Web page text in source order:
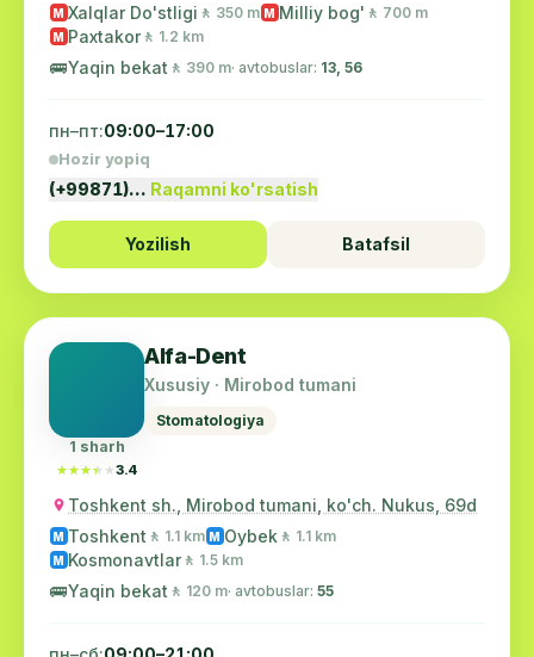
M Xalqlar Do'stligi 🚶 350 m M Milliy bog' 🚶 700 m
M Paxtakor 🚶 1.2 km
🚌Yaqin bekat 🚶 390 m· avtobuslar: 13, 56
пн–пт:09:00–17:00
Hozir yopiq
(+99871)… Raqamni ko'rsatish
Yozilish Batafsil
1 sharh
★★★★★
★★★★★3.4
Alfa-Dent
Xususiy · Mirobod tumani
Stomatologiya
Toshkent sh., Mirobod tumani, ko'ch. Nukus, 69d
M Toshkent 🚶 1.1 km M Oybek 🚶 1.1 km
M Kosmonavtlar 🚶 1.5 km
🚌Yaqin bekat 🚶 120 m· avtobuslar: 55